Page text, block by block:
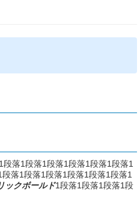
落1段落1段落1段落1段落1段落1
段落1段落1段落1段落1段落1段落1
ックボールド1段落1段落1段落1段